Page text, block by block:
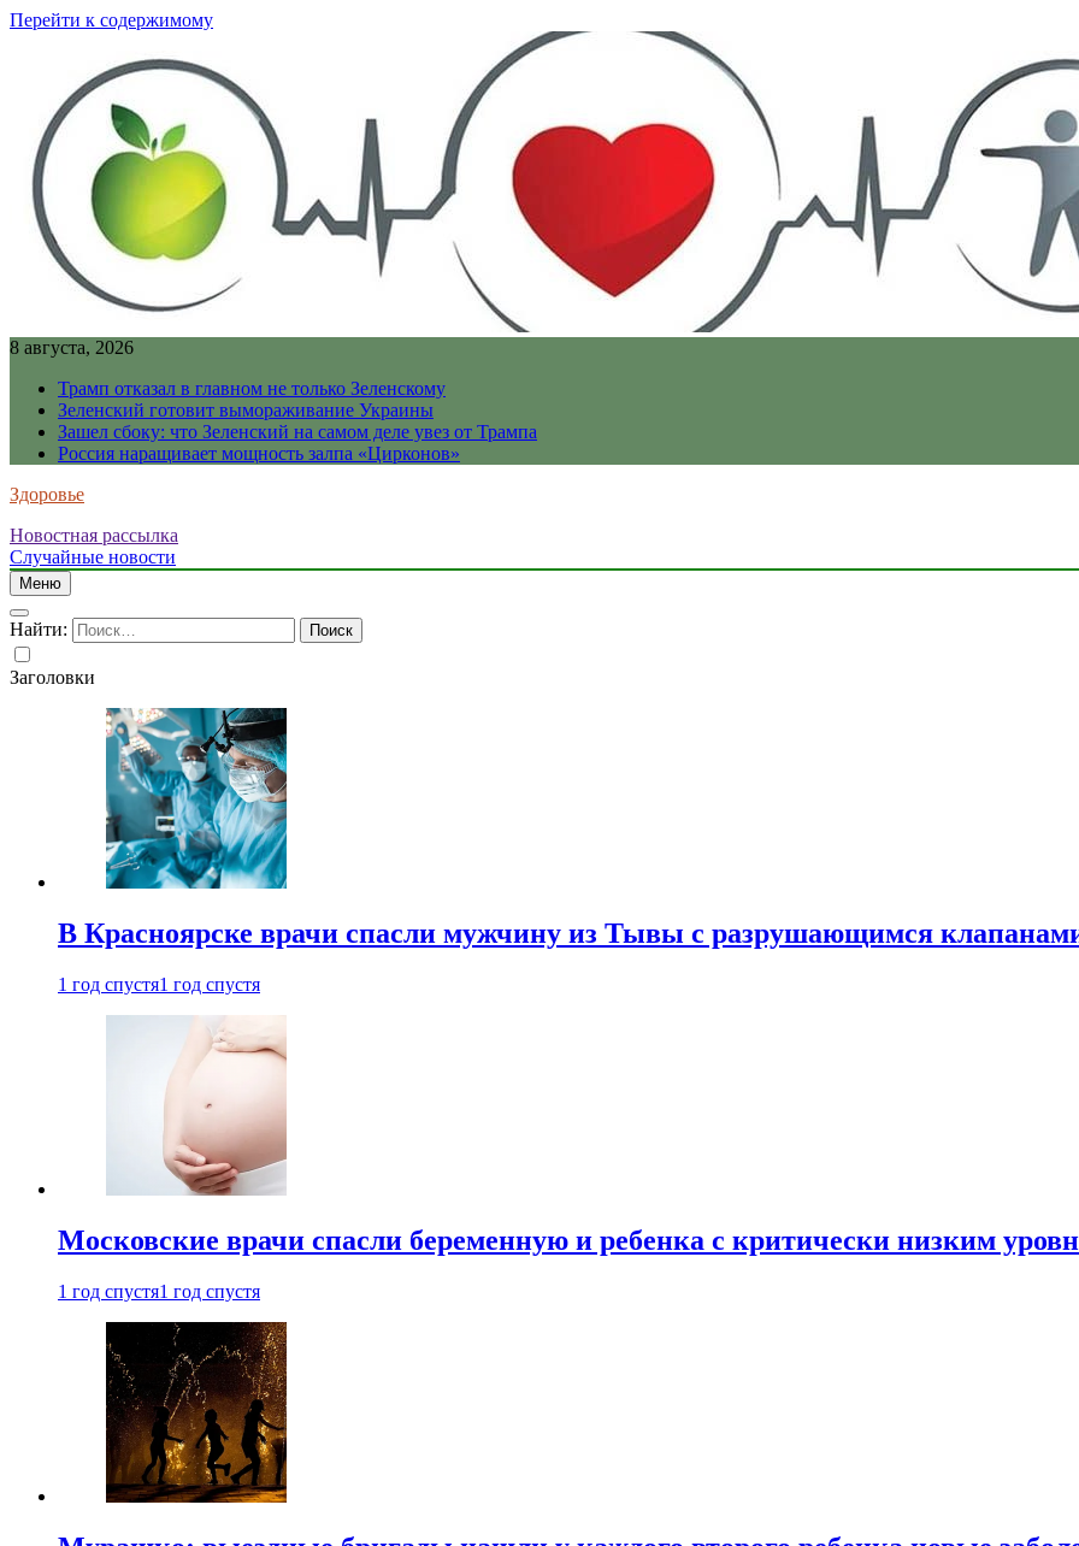
Перейти к содержимому
8 августа, 2026
Трамп отказал в главном не только Зеленскому
Зеленский готовит вымораживание Украины
Зашел сбоку: что Зеленский на самом деле увез от Трампа
Россия наращивает мощность залпа «Цирконов»
Здоровье
Новостная рассылка
Случайные новости
Меню
Найти:
Заголовки
В Красноярске врачи спасли мужчину из Тывы с разрушающимся
1 год спустя1 год спустя
Московские врачи спасли беременную и ребенка с критически низким
1 год спустя1 год спустя